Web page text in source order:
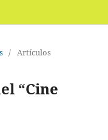
/ Artículos
“Cine